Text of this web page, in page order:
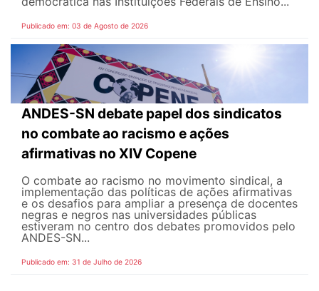
Publicado em: 03 de Agosto de 2026
ANDES-SN debate papel dos sindicatos
no combate ao racismo e ações
afirmativas no XIV Copene
O combate ao racismo no movimento sindical, a
implementação das políticas de ações afirmativas
e os desafios para ampliar a presença de docentes
negras e negros nas universidades públicas
estiveram no centro dos debates promovidos pelo
ANDES-SN...
Publicado em: 31 de Julho de 2026